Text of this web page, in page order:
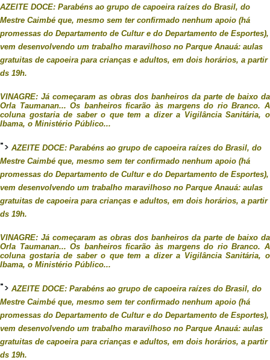
AZEITE DOCE: Parabéns ao grupo de capoeira raízes do Brasil, do
Mestre Caimbé que, mesmo sem ter confirmado nenhum apoio (há
promessas do Departamento de Cultur e do Departamento de Esportes),
vem desenvolvendo um trabalho maravilhoso no Parque Anauá: aulas
gratuitas de capoeira para crianças e adultos, em dois horários, a partir
ds 19h.
VINAGRE: Já começaram as obras dos banheiros da parte de baixo da
Orla Taumanan... Os banheiros ficarão às margens do rio Branco. A
coluna gostaria de saber o que tem a dizer a Vigilância Sanitária, o
Ibama, o Ministério Público...
"> AZEITE DOCE: Parabéns ao grupo de capoeira raízes do Brasil, do
Mestre Caimbé que, mesmo sem ter confirmado nenhum apoio (há
promessas do Departamento de Cultur e do Departamento de Esportes),
vem desenvolvendo um trabalho maravilhoso no Parque Anauá: aulas
gratuitas de capoeira para crianças e adultos, em dois horários, a partir
ds 19h.
VINAGRE: Já começaram as obras dos banheiros da parte de baixo da
Orla Taumanan... Os banheiros ficarão às margens do rio Branco. A
coluna gostaria de saber o que tem a dizer a Vigilância Sanitária, o
Ibama, o Ministério Público...
"> AZEITE DOCE: Parabéns ao grupo de capoeira raízes do Brasil, do
Mestre Caimbé que, mesmo sem ter confirmado nenhum apoio (há
promessas do Departamento de Cultur e do Departamento de Esportes),
vem desenvolvendo um trabalho maravilhoso no Parque Anauá: aulas
gratuitas de capoeira para crianças e adultos, em dois horários, a partir
ds 19h.